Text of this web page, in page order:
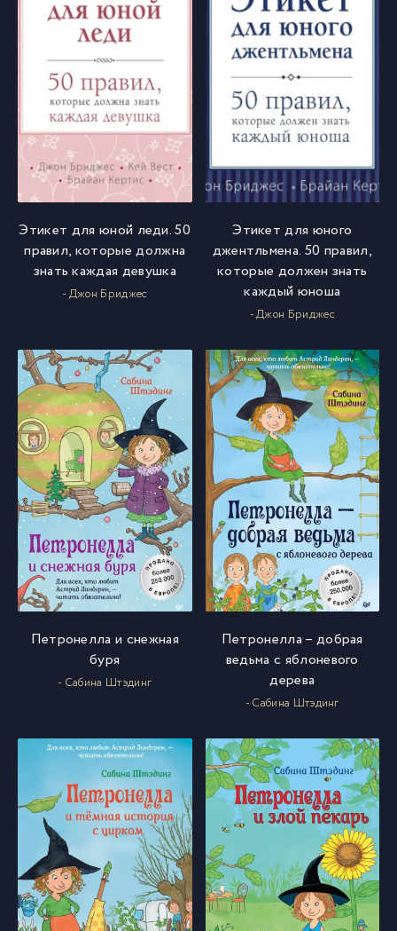
Этикет для юной леди. 50
правил, которые должна
знать каждая девушка
- Джон Бриджес
Этикет для юного
джентльмена. 50 правил,
которые должен знать
каждый юноша
- Джон Бриджес
Петронелла и снежная
буря
- Сабина Штэдинг
Петронелла – добрая
ведьма с яблоневого
дерева
- Сабина Штэдинг